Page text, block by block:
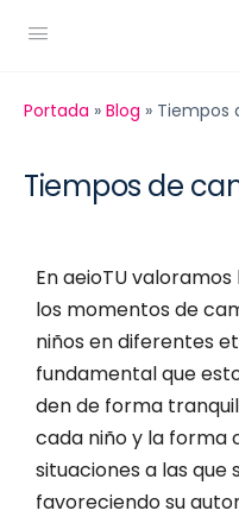
Portada » Blog » Tiempos
Tiempos de
En aeioTU
los momentos de
niños en diferentes
fundamental que
den de forma
cada niño y la forma
situaciones a las
favoreciendo su